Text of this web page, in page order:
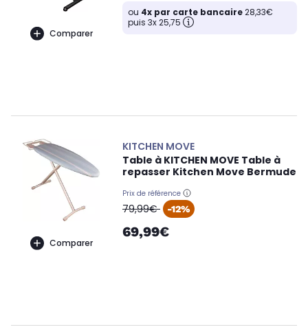
Comparer
ou 4x par carte bancaire28,33€
puis 3x 25,75
Comparer
KITCHEN MOVE
Table à KITCHEN MOVE Table à
repasser Kitchen Move Bermude
Prix de référence
oldPrice
79,99€ -12%
69,99€